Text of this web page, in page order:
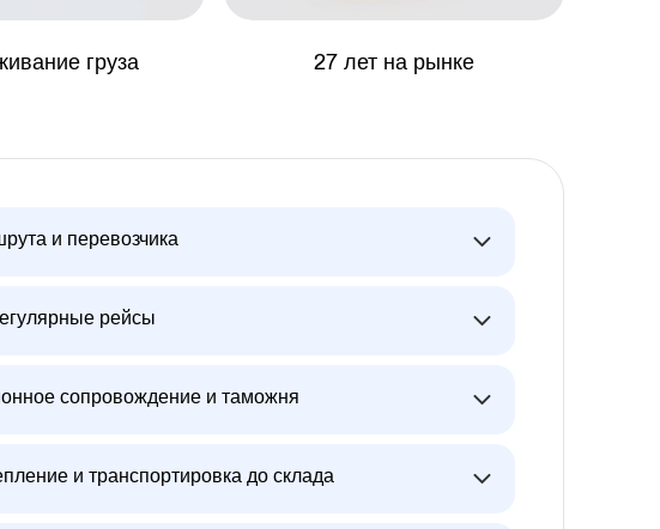
груза 27 лет на рынке
и перевозчика
рейсы
сопровождение и таможня
и транспортировка до склада